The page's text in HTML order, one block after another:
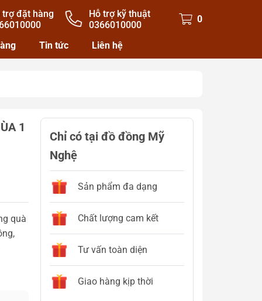
trợ đặt hàng
Hỗ trợ kỹ thuật
0366010000
0
Tin tức Liên hệ
1
quà
Chỉ có tại đồ đồng Mỹ
Nghệ
Sản phẩm đa dạng
Chất lượng cam kết
Tư vấn toàn diện
Giao hàng kịp thời